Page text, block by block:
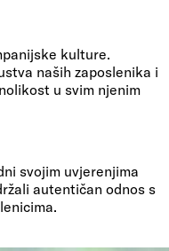
kulture.
naših zaposlenika i
u svim njenim
svojim uvjerenjima
autentičan odnos s